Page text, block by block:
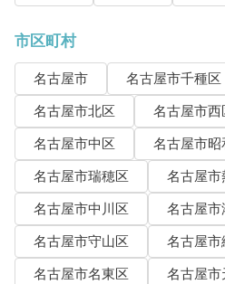
市区町村
名古屋市 名古屋市千種区
名古屋市北区
名古屋市西
名古屋市中区
名古屋市昭
名古屋市瑞穂区
名古屋市
名古屋市中川区
名古屋市
名古屋市守山区
名古屋市
名古屋市名東区
名古屋市